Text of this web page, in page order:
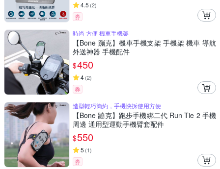
4.5 (2)
券
時尚 方便 機車手機架
【Bone 蹦克】機車手機支架 手機架 機車 導航
外送神器 手機配件
$450
4(2)
券
造型輕巧簡約，手機快拆使用方便
【Bone 蹦克】跑步手機綁二代 Run Tie 2 手機
周邊 通用型運動手機臂套配件
$550
5 (1)
券